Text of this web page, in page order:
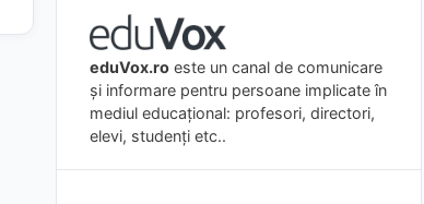
eduVox.ro este un canal de comunicare
și informare pentru persoane implicate în
mediul educațional: profesori, directori,
elevi, studenți etc..